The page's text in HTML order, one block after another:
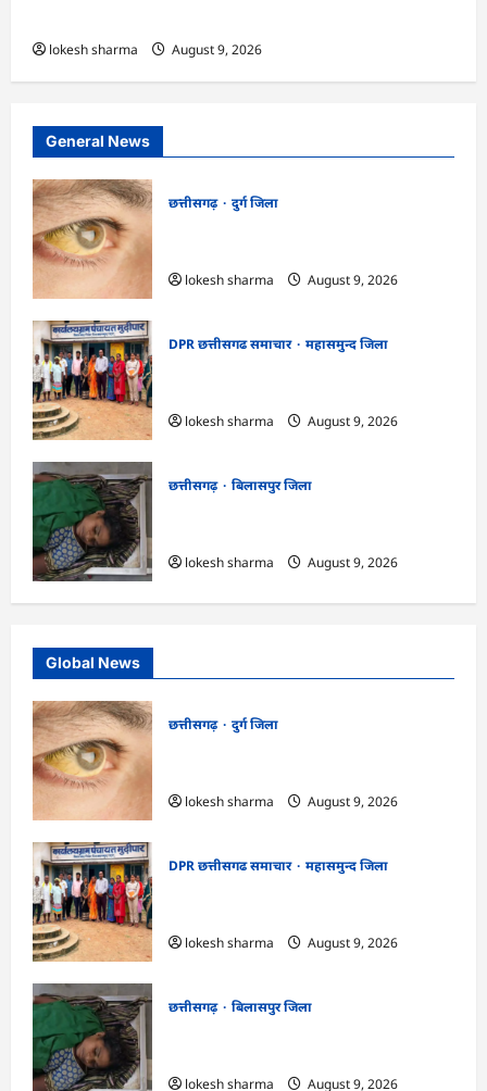
lokesh sharma August 9, 2026
General News
छत्तीसगढ़
दुर्ग जिला
lokesh sharma
August 9, 2026
DPR छत्तीसगढ समाचार
महासमुन्द जिला
lokesh sharma
August 9, 2026
छत्तीसगढ़
बिलासपुर जिला
lokesh sharma
August 9, 2026
Global News
छत्तीसगढ़
दुर्ग जिला
lokesh sharma
August 9, 2026
DPR छत्तीसगढ समाचार
महासमुन्द जिला
lokesh sharma
August 9, 2026
छत्तीसगढ़
बिलासपुर जिला
lokesh sharma
August 9, 2026